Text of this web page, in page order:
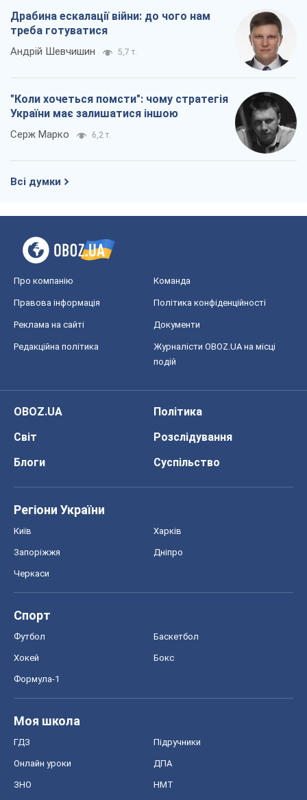
Драбина ескалації війни: до чого нам
треба готуватися
Андрій Шевчишин 5,7 т.
"Коли хочеться помсти": чому стратегія
України має залишатися іншою
Серж Марко 6,2 т.
Всі думки
Про компанію Команда
Правова інформація Політика конфіденційності
Реклама на сайті Документи
Редакційна політика
Журналісти OBOZ.UA на місці
подій
OBOZ.UA
Політика
Світ
Розслідування
Блоги
Суспільство
Регіони України
Київ Харків
Запоріжжя Дніпро
Черкаси
Спорт
Футбол Баскетбол
Хокей Бокс
Формула-1
Моя школа
ГДЗ Підручники
Онлайн уроки ДПА
ЗНО НМТ